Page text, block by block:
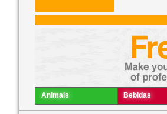
Animais Bebidas